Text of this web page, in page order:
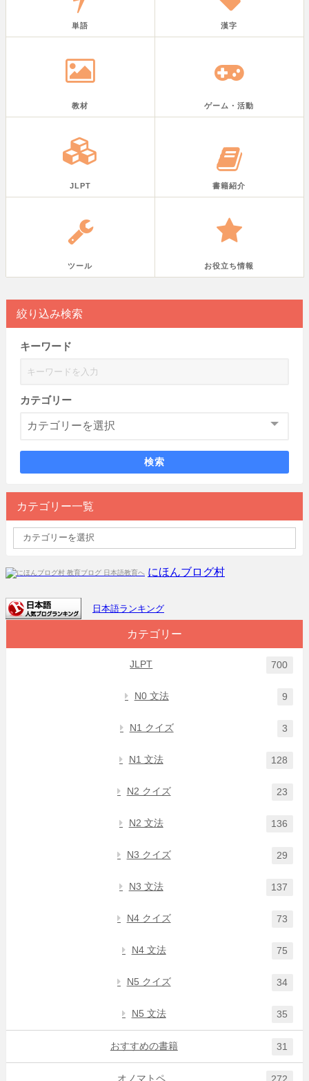
単語 漢字
教材 ゲーム・活動
JLPT 書籍紹介
ツール お役立ち情報
絞り込み検索
キーワード
カテゴリー
検索
カテゴリー一覧
にほんブログ村
日本語ランキング
カテゴリー
JLPT 700
N0 文法 9
N1 クイズ 3
N1 文法 128
N2 クイズ 23
N2 文法 136
N3 クイズ 29
N3 文法 137
N4 クイズ 73
N4 文法 75
N5 クイズ 34
N5 文法 35
おすすめの書籍 31
オノマトペ